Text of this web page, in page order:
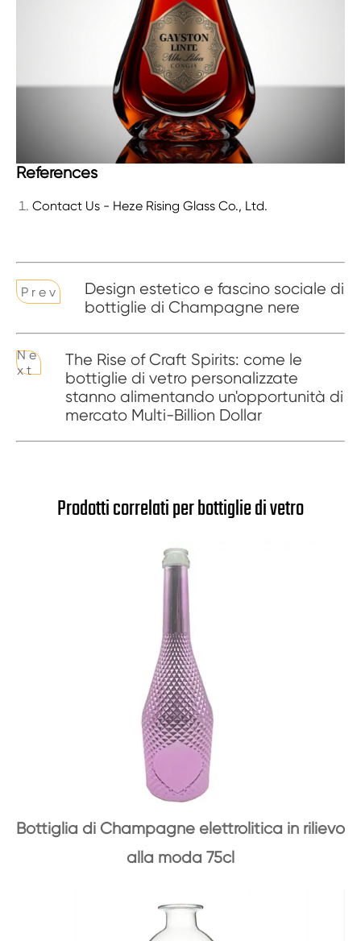
References
Contact Us - Heze Rising Glass Co., Ltd.
P r e v
Design estetico e fascino sociale di
bottiglie di Champagne nere
N e
x t
The Rise of Craft Spirits: come le
bottiglie di vetro personalizzate
stanno alimentando un'opportunità di
mercato Multi-Billion Dollar
Prodotti correlati per bottiglie di vetro
Bottiglia di Champagne elettrolitica in rilievo
alla moda 75cl